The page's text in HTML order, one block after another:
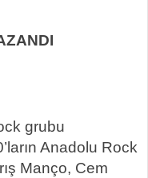
grubu
Anadolu Rock
Manço, Cem